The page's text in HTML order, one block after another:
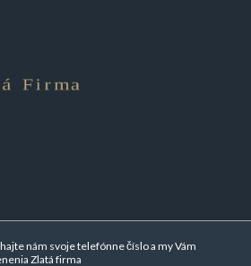
nám svoje telefónne číslo a my Vám
Zlatá firma